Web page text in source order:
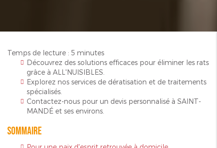
Temps de lecture : 5 minutes
Découvrez des solutions efficaces pour éliminer les rats
grâce à ALL'NUISIBLES.
Explorez nos services de dératisation et de traitements
spécialisés.
Contactez-nous pour un devis personnalisé à SAINT-
MANDÉ et ses environs.
Sommaire